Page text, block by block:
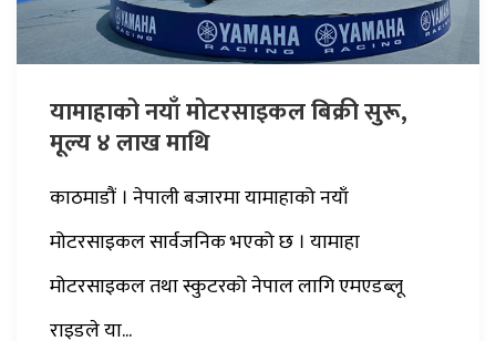
यामाहाको नयाँ मोटरसाइकल बिक्री सुरू,
मूल्य ४ लाख माथि
काठमाडौं । नेपाली बजारमा यामाहाको नयाँ
मोटरसाइकल सार्वजनिक भएको छ । यामाहा
मोटरसाइकल तथा स्कुटरको नेपाल लागि एमएडब्लू
राइडले या...